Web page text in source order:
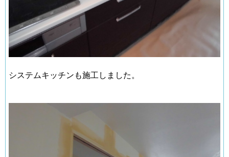
システムキッチンも施工しました。